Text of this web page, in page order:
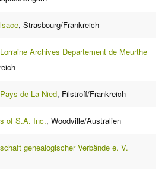
, Strasbourg/Frankreich
Archives Departement de Meurthe
de La Nied, Filstroff/Frankreich
of S.A. Inc., Woodville/Australien
genealogischer Verbände e. V.